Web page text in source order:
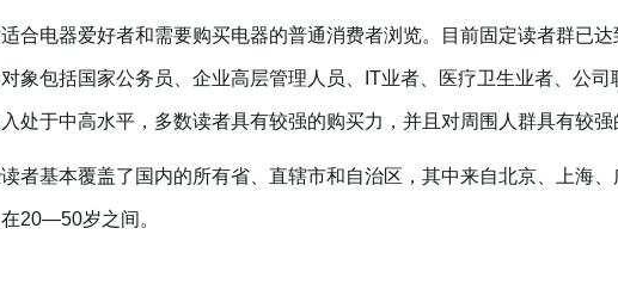
电器爱好者和需要购买电器的普通消费者浏览。目前固定读者群已达
象包括国家公务员、企业高层管理人员、IT业者、医疗卫生业者、公
处于中高水平，多数读者具有较强的购买力，并且对周围人群具有较强
基本覆盖了国内的所有省、直辖市和自治区，其中来自北京、上海、
20—50岁之间。